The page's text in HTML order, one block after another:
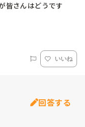
皆さんはどうです
いいね
回答する